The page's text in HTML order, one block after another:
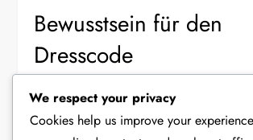
Bewusstsein für den
Dresscode
Das Verständnis des Dresscodes des
von entscheidender Bedeutung. Viele
We respect your privacy
Cookies help us improve your